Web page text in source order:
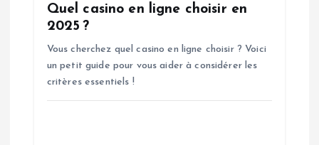
Quel casino en ligne choisir en
2025 ?
Vous cherchez quel casino en ligne choisir ? Voici
un petit guide pour vous aider à considérer les
critères essentiels !